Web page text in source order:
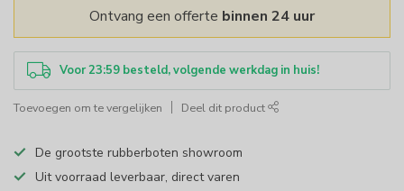
Ontvang een offerte binnen 24 uur
Voor 23:59 besteld, volgende werkdag in huis!
Toevoegen om te vergelijken Deel dit product
De grootste rubberboten showroom
Uit voorraad leverbaar, direct varen